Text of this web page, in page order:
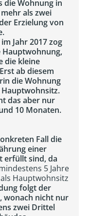
die Wohnung in
als zwei
Erzielung von
Jahr 2017 zog
die kleine
ab diesem
die Wohnung
das aber nur
10 Monaten.
Fall die
einer
erfüllt sind, da
5 Jahre
Hauptwohnsitz
folgt der
wonach nicht nur
zwei Drittel